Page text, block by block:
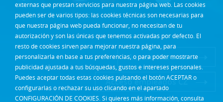
externas que prestan servicios para nuestra página web. Las cookies
pueden ser de varios tipos: las cookies técnicas son necesarias para
que nuestra página web pueda funcionar, no necesitan de tu
autorización y son las únicas que tenemos activadas por defecto. El
resto de cookies sirven para mejorar nuestra página, para
personalizarla en base a tus preferencias, o para poder mostrarte
publicidad ajustada a tus búsquedas, gustos e intereses personales.
Puedes aceptar todas estas cookies pulsando el botón ACEPTAR o
configurarlas o rechazar su uso clicando en el apartado
CONFIGURACIÓN DE COOKIES. Si quieres más información, consulta
Acceso Intranet
Acceso empleados CZ